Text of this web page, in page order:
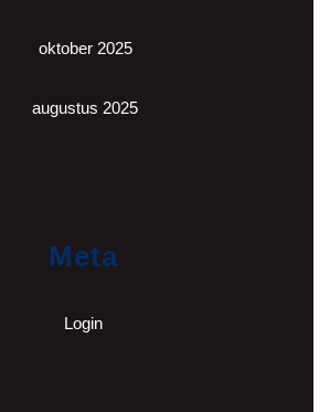
oktober 2025
augustus 2025
Meta
Login